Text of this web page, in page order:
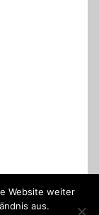
Website weiter
aus.